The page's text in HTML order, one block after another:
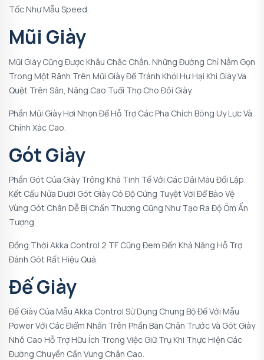
Tốc Như Mẫu Speed.
Mũi Giày
Mũi Giày Cũng Được Khâu Chắc Chắn. Những Đường Chỉ Nằm Gọn
Trong Một Rãnh Trên Mũi Giày Để Tránh Khỏi Hư Hại Khi Giày Va
Quệt Trên Sân, Nâng Cao Tuổi Thọ Cho Đôi Giày.
Phần Mũi Giày Hơi Nhọn Để Hỗ Trợ Các Pha Chích Bóng Uy Lực Và
Chính Xác Cao.
Gót Giày
Phần Gót Của Giày Trông Khá Tinh Tế Với Các Dải Màu Đối Lập.
Kết Cấu Nửa Dưới Gót Giày Có Độ Cứng Tuyệt Vời Để Bảo Vệ
Vùng Gót Chân Dễ Bị Chấn Thương Cũng Như Tạo Ra Độ Ôm Ấn
Tượng.
Đồng Thời Akka Control 2 TF Cũng Đem Đến Khả Năng Hỗ Trợ
Đánh Gót Rất Hiệu Quả.
Đế Giày
Đế Giày Của Mẫu Akka Control Sử Dụng Chung Bộ Đế Với Mẫu
Power Với Các Điểm Nhấn Trên Phần Bàn Chân Trước Và Gót Giày
Nhô Cao Hỗ Trợ Hữu Ích Trong Việc Giữ Trụ Khi Thực Hiện Các
Đường Chuyền Cần Vung Chân Cao.